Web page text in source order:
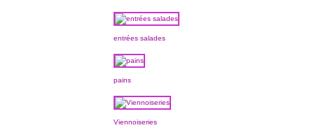
entrées salades
pains
Viennoiseries